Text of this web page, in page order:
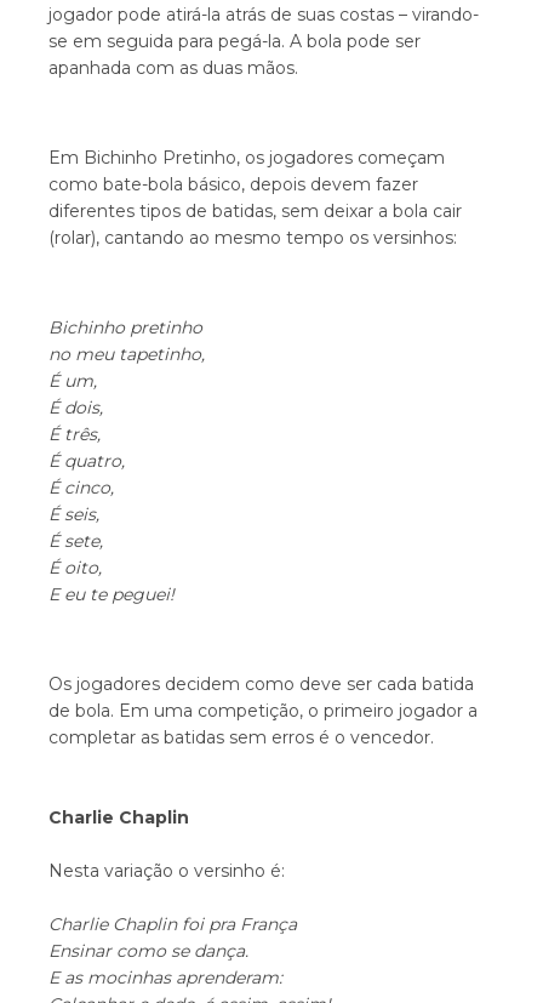
jogador pode atirá-la atrás de suas costas – virando-
se em seguida para pegá-la. A bola pode ser
apanhada com as duas mãos.
Em Bichinho Pretinho, os jogadores começam
como bate-bola básico, depois devem fazer
diferentes tipos de batidas, sem deixar a bola cair
(rolar), cantando ao mesmo tempo os versinhos:
Bichinho pretinho
no meu tapetinho,
É um,
É dois,
É três,
É quatro,
É cinco,
É seis,
É sete,
É oito,
E eu te peguei!
Os jogadores decidem como deve ser cada batida
de bola. Em uma competição, o primeiro jogador a
completar as batidas sem erros é o vencedor.
Charlie Chaplin
Nesta variação o versinho é:
Charlie Chaplin foi pra França
Ensinar como se dança.
E as mocinhas aprenderam: